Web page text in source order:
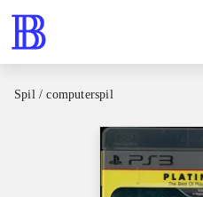
Spil / computerspil